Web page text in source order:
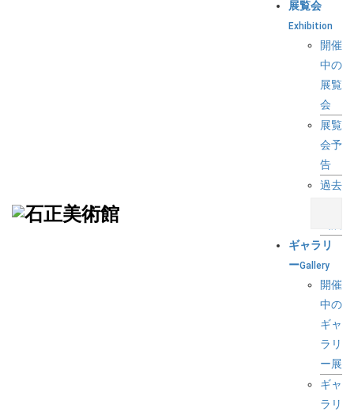
展覧会
Exhibition
開催
中の
展覧
会
展覧
会予
告
過去
ギャラリ
ーGallery
開催
中の
ギャ
ラリ
ー展
ギャ
ラリ